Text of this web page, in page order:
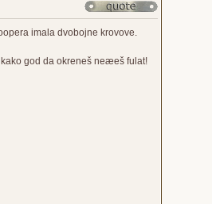
imala dvobojne krovove.
god da okreneš neæeš fulat!